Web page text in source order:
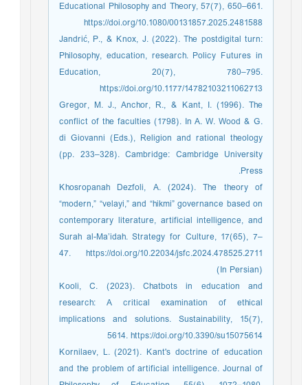
Educational Philosophy and Theory, 57(7), 650–661.
https://doi.org/10.1080/00131857.2025.2481588
Jandrić, P., & Knox, J. (2022). The postdigital turn:
Philosophy, education, research. Policy Futures in
Education, 20(7), 780–795.
https://doi.org/10.1177/14782103211062713
Gregor, M. J., Anchor, R., & Kant, I. (1996). The
conflict of the faculties (1798). In A. W. Wood & G.
di Giovanni (Eds.), Religion and rational theology
(pp. 233–328). Cambridge: Cambridge University
Press.
Khosropanah Dezfoli, A. (2024). The theory of
“modern,” “velayi,” and “hikmi” governance based on
contemporary literature, artificial intelligence, and
Surah al-Ma’idah. Strategy for Culture, 17(65), 7–
47. https://doi.org/10.22034/jsfc.2024.478525.2711
(In Persian)
Kooli, C. (2023). Chatbots in education and
research: A critical examination of ethical
implications and solutions. Sustainability, 15(7),
5614. https://doi.org/10.3390/su15075614
Kornilaev, L. (2021). Kant's doctrine of education
and the problem of artificial intelligence. Journal of